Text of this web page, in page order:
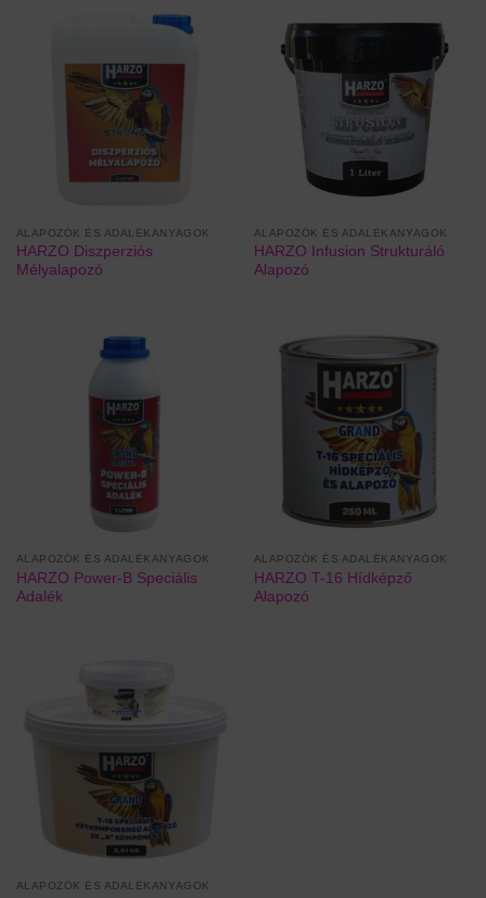
ALAPOZÓK ÉS ADALÉKANYAGOK
HARZO Diszperziós
Mélyalapozó
ALAPOZÓK ÉS ADALÉKANYAGOK
HARZO Infusion Strukturáló
Alapozó
ALAPOZÓK ÉS ADALÉKANYAGOK
HARZO Power-B Speciális
Adalék
ALAPOZÓK ÉS ADALÉKANYAGOK
HARZO T-16 Hídképző
Alapozó
ALAPOZÓK ÉS ADALÉKANYAGOK